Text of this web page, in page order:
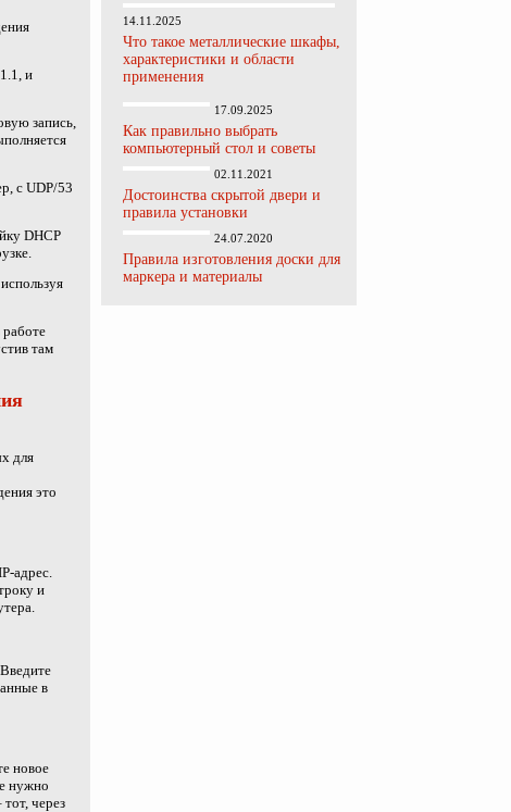
14.11.2025
Что такое металлические шкафы,
характеристики и области
применения
17.09.2025
Как правильно выбрать
компьютерный стол и советы
02.11.2021
Достоинства скрытой двери и
правила установки
24.07.2020
Правила изготовления доски для
маркера и материалы
и
запись,
с UDP/53
DHCP
там
для
это
адрес.
и
в
новое
нужно
через